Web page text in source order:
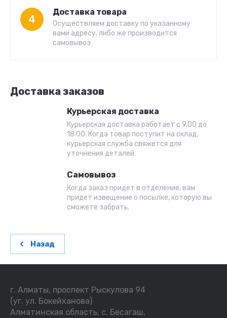
4
Доставка товара
Осуществляем доставку по указанному
вами адресу, либо же производится
самовывоз
Доставка заказов
Курьерская доставка
Курьерская доставка работает с 9.00 до
18.00. Когда товар поступит на склад,
курьерская служба свяжется для
уточнения деталей.
Самовывоз
Когда заказ придет в отделение, вам
придет извещение о посылке, которую вы
сможете забрать.
Назад
г. Алматы, проспект Рыскулова 94
(уг. ул. Бокейханова)
Алматинская область, с. Бесагаш,